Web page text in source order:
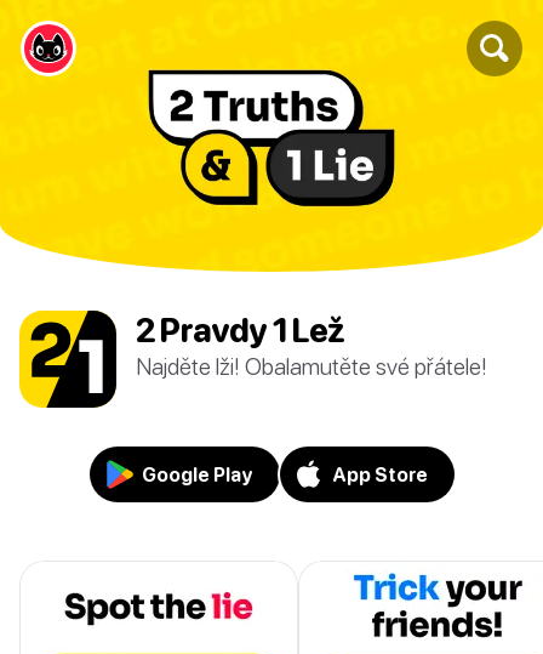
2 Pravdy 1 Lež
Najděte lži! Obalamutěte své přátele!
Google Play App Store